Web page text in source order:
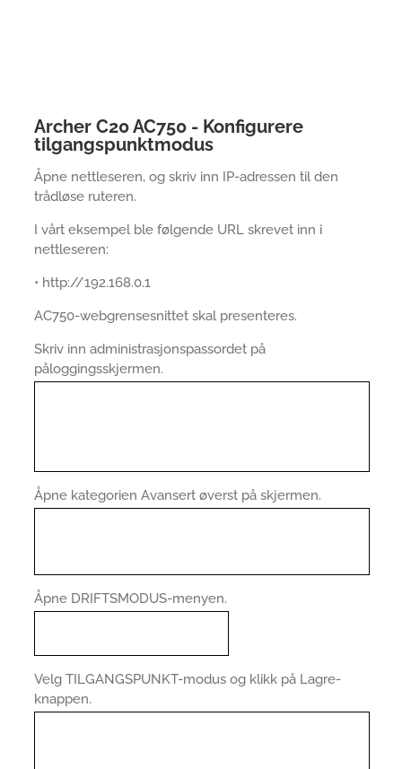
Archer C20 AC750 - Konfigurere
tilgangspunktmodus
Åpne nettleseren, og skriv inn IP-adressen til den
trådløse ruteren.
I vårt eksempel ble følgende URL skrevet inn i
nettleseren:
• http://192.168.0.1
AC750-webgrensesnittet skal presenteres.
Skriv inn administrasjonspassordet på
påloggingsskjermen.
Åpne kategorien Avansert øverst på skjermen.
Åpne DRIFTSMODUS-menyen.
Velg TILGANGSPUNKT-modus og klikk på Lagre-
knappen.